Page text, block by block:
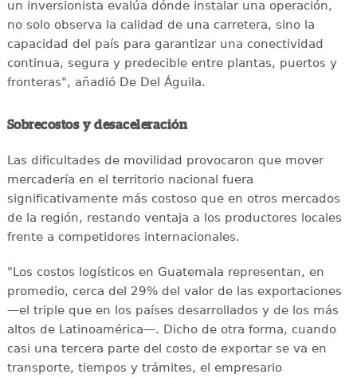
un inversionista evalúa dónde instalar una operación,
no solo observa la calidad de una carretera, sino la
capacidad del país para garantizar una conectividad
continua, segura y predecible entre plantas, puertos y
fronteras", añadió De Del Águila.
Sobrecostos y desaceleración
Las dificultades de movilidad provocaron que mover
mercadería en el territorio nacional fuera
significativamente más costoso que en otros mercados
de la región, restando ventaja a los productores locales
frente a competidores internacionales.
"Los costos logísticos en Guatemala representan, en
promedio, cerca del 29% del valor de las exportaciones
—el triple que en los países desarrollados y de los más
altos de Latinoamérica—. Dicho de otra forma, cuando
casi una tercera parte del costo de exportar se va en
transporte, tiempos y trámites, el empresario